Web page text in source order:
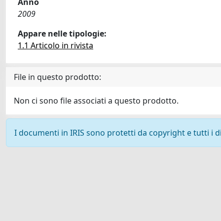
2009
Appare nelle tipologie:
1.1 Articolo in rivista
File in questo prodotto:
Non ci sono file associati a questo prodotto.
I documenti in IRIS sono protetti da copyright e tutti i